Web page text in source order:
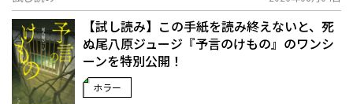
【試し読み】この手紙を読み終えないと、死
ぬ――尾八原ジュージ『予言のけもの』のワンシ
ーンを特別公開！
ホラー